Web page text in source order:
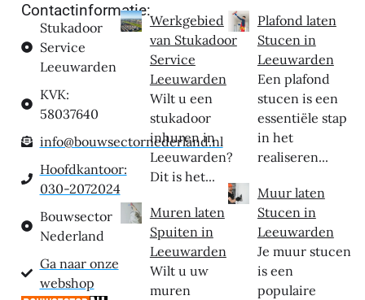
Contactinformatie:
Stukadoor
Service
Leeuwarden
KVK:
58037640
info@bouwsectornederland.nl
Hoofdkantoor:
030-2072024
Bouwsector
Nederland
Ga naar onze
webshop
Werkgebied
van Stukadoor
Service
Leeuwarden
Wilt u een
stukadoor
inhuren in
Leeuwarden?
Dit is het...
Muren laten
Spuiten in
Leeuwarden
Wilt u uw
muren
Plafond laten
Stucen in
Leeuwarden
Een plafond
stucen is een
essentiële stap
in het
realiseren...
Muur laten
Stucen in
Leeuwarden
Je muur stucen
is een
populaire